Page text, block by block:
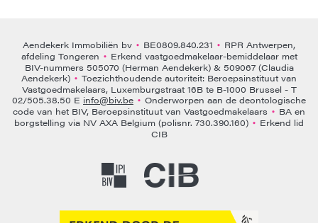
Aendekerk Immobiliën bv • BE0809.840.231 • RPR Antwerpen,
afdeling Tongeren • Erkend vastgoedmakelaar-bemiddelaar met
BIV-nummers 505070 (Herman Aendekerk) & 509067 (Claudia
Aendekerk) • Toezichthoudende autoriteit: Beroepsinstituut van
Vastgoedmakelaars, Luxemburgstraat 16B te B-1000 Brussel - T
02/505.38.50 E info@biv.be • Onderworpen aan de deontologische
code van het BIV, Beroepsinstituut van Vastgoedmakelaars • BA en
borgstelling via NV AXA Belgium (polisnr. 730.390.160) • Erkend lid
CIB